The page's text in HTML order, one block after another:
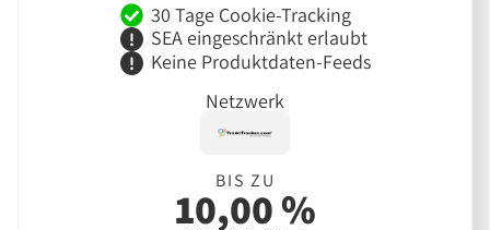
30 Tage Cookie-Tracking
SEA eingeschränkt erlaubt
Keine Produktdaten-Feeds
Netzwerk
BIS ZU
10,00 %